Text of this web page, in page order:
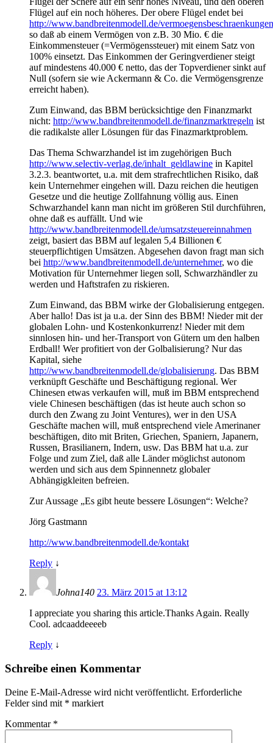
Flügel auf ein noch höheres. Der obere Flügel endet bei
http://www.bandbreitenmodell.de/vermoegensbeschraenkungen
so daß ab einem Vermögen von z.B. 30 Mio. € die
Einkommensteuer (=Vermögenssteuer) mit einem Satz von
100% einsetzt. Das Einkommen der Geringverdiener steigt
auf mindestens 40.000 € netto, das der Topverdiener sinkt auf
Null (sofern sie wie Ackermann & Co. die Vermögensgrenze
erreicht haben).
Zum Einwand, das BBM berücksichtige den Finanzmarkt
nicht: http://www.bandbreitenmodell.de/finanzmarktregeln ist
die radikalste aller Lösungen für das Finazmarktproblem.
Das Thema Schwarzhandel ist im zugehörigen Buch
http://www.selectiv-verlag.de/inhalt_geldlawine in Kapitel
3.2.3. beantwortet, u.a. mit dem strafrechtlichen Risiko, daß
kein Unternehmer eingehen will. Dazu reichen die heutigen
Gesetze und die heutige Zollfahnung völlig aus. Einen
Schwarzhandel kann man nicht im größeren Stil durchführen,
ohne daß es auffällt. Und wie
http://www.bandbreitenmodell.de/umsatzsteuereinnahmen
zeigt, basiert das BBM auf legalen 5,4 Billionen €
steuerpflichtigen Umsätzen. Abgesehen davon fragt man sich
bei http://www.bandbreitenmodell.de/unternehmer, wo die
Motivation für Unternehmer liegen soll, Schwarzhändler zu
werden und Haftstrafen zu riskieren.
Zum Einwand, das BBM wirke der Globalisierung entgegen.
Aber hallo! Das ist ja u.a. der Sinn des BBM! Nieder mit der
globalen Lohn- und Kostenkonkurrenz! Nieder mit dem
sinnlosen hin- und her-Transport von Gütern um den halben
Erdball! Wer profitiert von der Golbalisierung? Nur das
Kapital, siehe
http://www.bandbreitenmodell.de/globalisierung. Das BBM
verknüpft Geschäfte und Beschäftigung regional. Wer
Chinesen etwas verkaufen will, muß im BBM entsprechend
viele Chinesen beschäftigen (das ist heute auch schon so
durch den Zwang zu Joint Ventures), wer in den USA
Geschäfte machen will, muß entsprechend viele Amerinaner
beschäftigen, dito mit Briten, Griechen, Spaniern, Japanern,
Russen, Brasilianern, Indern, usw. Das BBM hat u.a. zur
Folge und zum Ziel, daß alle Länder möglichst autonom
werden und sich aus dem Spinnennetz globaler
Abhängigkleiten befreien.
Zur Aussage „Es gibt heute bessere Lösungen“: Welche?
Jörg Gastmann
http://www.bandbreitenmodell.de/kontakt
Reply ↓
Johna140 23. März 2015 at 13:12
I appreciate you sharing this article.Thanks Again. Really
Cool. adcaaddeeeeb
Reply ↓
Schreibe einen Kommentar
Deine E-Mail-Adresse wird nicht veröffentlicht. Erforderliche
Felder sind mit * markiert
Kommentar *